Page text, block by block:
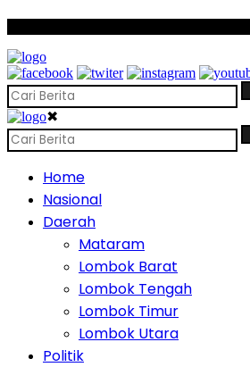
✖
Home
Nasional
Daerah
Mataram
Lombok Barat
Lombok Tengah
Lombok Timur
Lombok Utara
Politik